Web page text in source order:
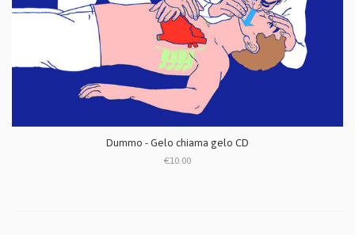
Dummo - Gelo chiama gelo CD
€10.00